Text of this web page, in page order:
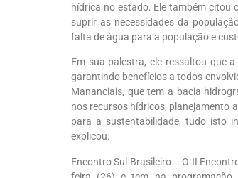
hídrica no estado. Ele também citou
suprir as necessidades da
falta de água para a população e
Em sua palestra, ele ressaltou que
garantindo benefícios a todos
Mananciais, que tem a bacia
nos recursos hídricos, planejamento
para a sustentabilidade, tudo isto
explicou.
Encontro Sul Brasileiro – O II